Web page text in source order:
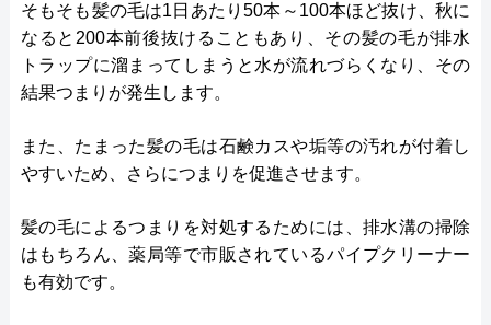
そもそも髪の毛は1日あたり50本～100本ほど抜け、秋に
なると200本前後抜けることもあり、その髪の毛が排水
トラップに溜まってしまうと水が流れづらくなり、その
結果つまりが発生します。
また、たまった髪の毛は石鹸カスや垢等の汚れが付着し
やすいため、さらにつまりを促進させます。
髪の毛によるつまりを対処するためには、排水溝の掃除
はもちろん、薬局等で市販されているパイプクリーナー
も有効です。